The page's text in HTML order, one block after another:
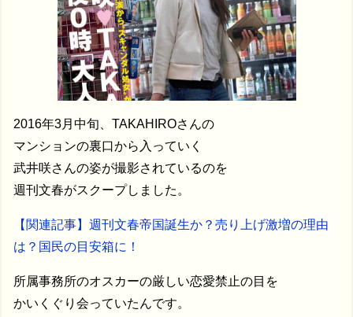
2016年3月中旬、TAKAHIROさんの
マンションの裏口から入っていく
武井咲さんの姿が撮影されているのを
週刊文春がスクープしました。
【関連記事】週刊文春帝国誕生か？売り上げ激増の理由
は？国民の目安箱に！
所属事務所のオスカーの厳しい恋愛禁止の目を
かいくぐり会っていたんです。